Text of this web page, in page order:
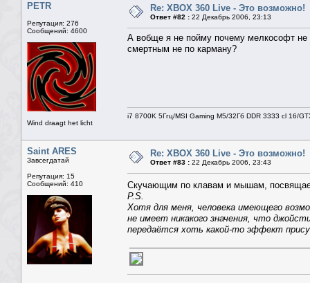
PETR
Репутация: 276
Сообщений: 4600
Wind draagt het licht
Re: XBOX 360 Live - Это возможно!
Ответ #82 : 22 Декабрь 2006, 23:13
А вобще я не пойму почему мелкософт не
смертным не по карману?
i7 8700K 5Ггц/MSI Gaming M5/32Гб DDR 3333 cl 16/
Saint ARES
Завсегдатай
Репутация: 15
Сообщений: 410
Re: XBOX 360 Live - Это возможно!
Ответ #83 : 22 Декабрь 2006, 23:43
Скучающим по клавам и мышам,
P.S.
Хотя для меня, человека имеющего
не имеет никакого значения, что
передаётся хоть какой-то эффект